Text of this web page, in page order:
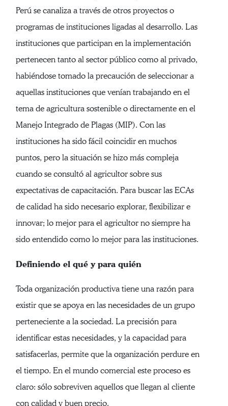
Perú se canaliza a través de otros proyectos o
programas de instituciones ligadas al desarrollo. Las
instituciones que participan en la implementación
pertenecen tanto al sector público como al privado,
habiéndose tomado la precaución de seleccionar a
aquellas instituciones que venían trabajando en el
tema de agricultura sostenible o directamente en el
Manejo Integrado de Plagas (MIP). Con las
instituciones ha sido fácil coincidir en muchos
puntos, pero la situación se hizo más compleja
cuando se consultó al agricultor sobre sus
expectativas de capacitación. Para buscar las ECAs
de calidad ha sido necesario explorar, flexibilizar e
innovar; lo mejor para el agricultor no siempre ha
sido entendido como lo mejor para las instituciones.
Definiendo el qué y para quién
Toda organización productiva tiene una razón para
existir que se apoya en las necesidades de un grupo
perteneciente a la sociedad. La precisión para
identificar estas necesidades, y la capacidad para
satisfacerlas, permite que la organización perdure en
el tiempo. En el mundo comercial este proceso es
claro: sólo sobreviven aquellos que llegan al cliente
con calidad y buen precio.